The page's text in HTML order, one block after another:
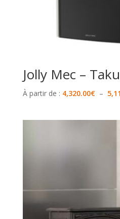
Jolly Mec –
À partir de : 4,320.00€ –